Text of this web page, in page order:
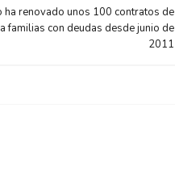
ha renovado unos 100 contratos de
familias con deudas desde junio de
2011